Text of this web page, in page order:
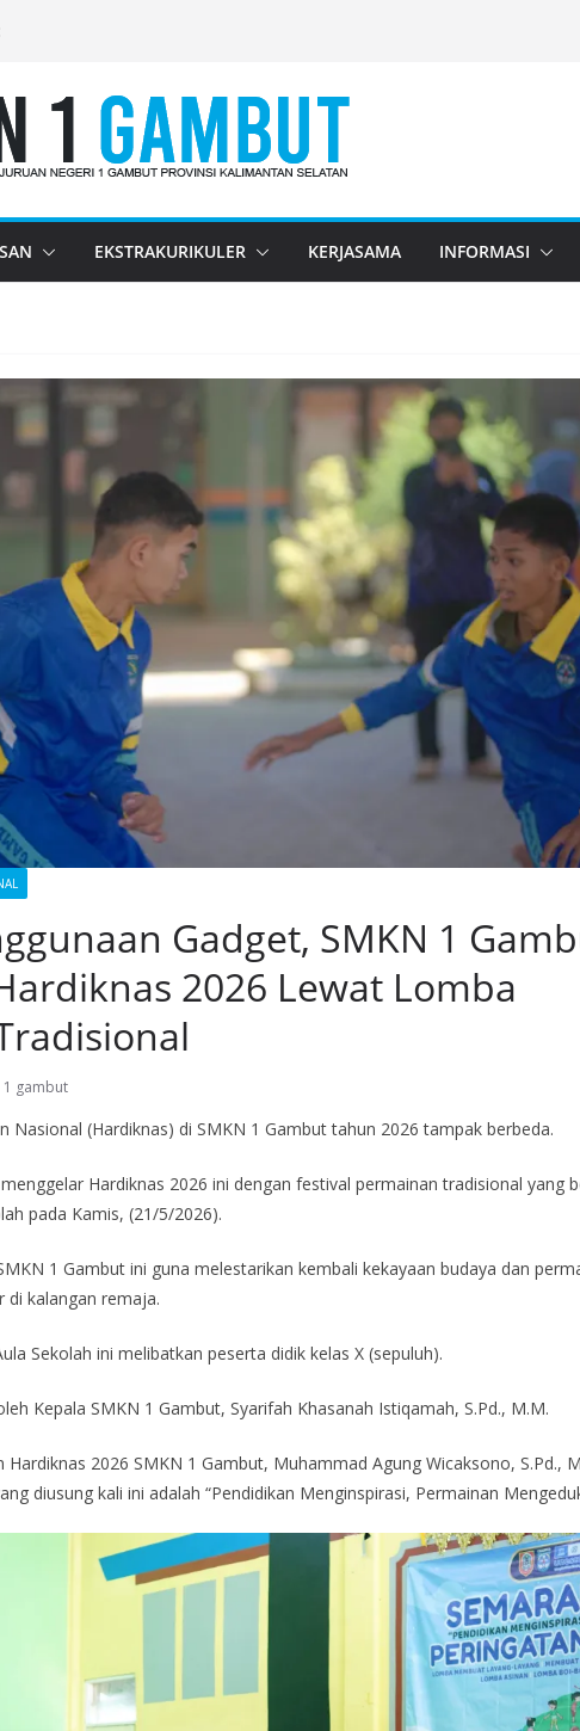
EKSTRAKURIKULER KERJASAMA INFORMASI
Gadget, SMKN 1
2026 Lewat Lomba
gambut
Nasional (Hardiknas) di SMKN 1 Gambut tahun 2026 tampak berbeda.
Hardiknas 2026 ini dengan festival permainan tradisional yang
pada Kamis, (21/5/2026).
1 Gambut ini guna melestarikan kembali kekayaan budaya dan
di kalangan remaja.
Sekolah ini melibatkan peserta didik kelas X (sepuluh).
Kepala SMKN 1 Gambut, Syarifah Khasanah Istiqamah, S.Pd., M.M.
Hardiknas 2026 SMKN 1 Gambut, Muhammad Agung Wicaksono, S.Pd.,
diusung kali ini adalah “Pendidikan Menginspirasi, Permainan